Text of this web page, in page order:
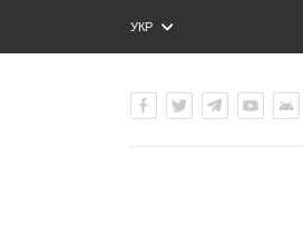
УКР
ENG